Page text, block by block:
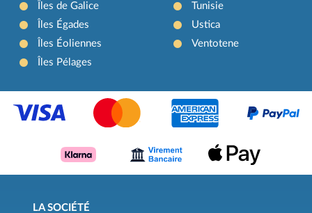
Îles de Galice
Îles Égades
Îles Éoliennes
Îles Pélages
Tunisie
Ustica
Ventotene
LA SOCIÉTÉ